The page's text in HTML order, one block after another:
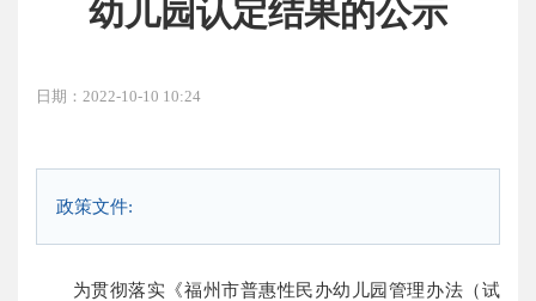
幼儿园认定结果的公示
日期：2022-10-10 10:24
政策文件:
为贯彻落实《福州市普惠性民办幼儿园管理办法（试